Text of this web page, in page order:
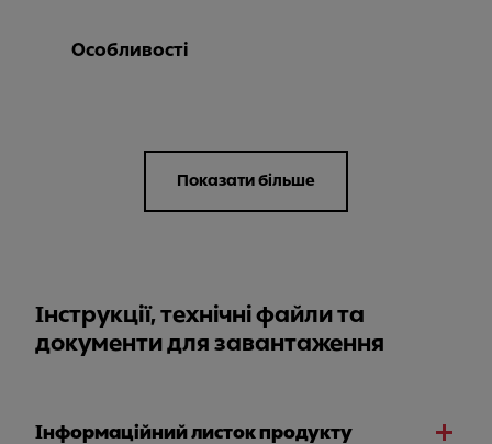
Особливості
Показати більше
Інструкції, технічні файли та
документи для завантаження
Інформаційний листок продукту